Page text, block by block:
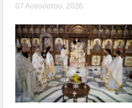
07 Αυγούστου, 2026